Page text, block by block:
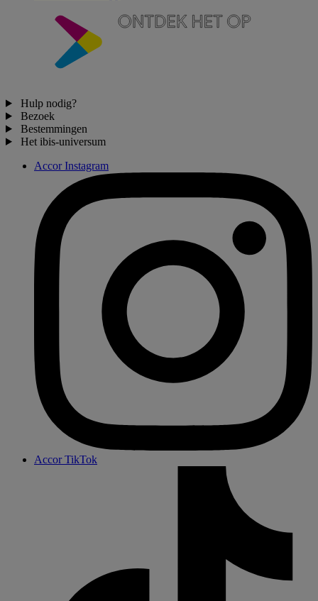
Hulp nodig?
Bezoek
Bestemmingen
Het ibis-universum
Accor Instagram
Accor TikTok